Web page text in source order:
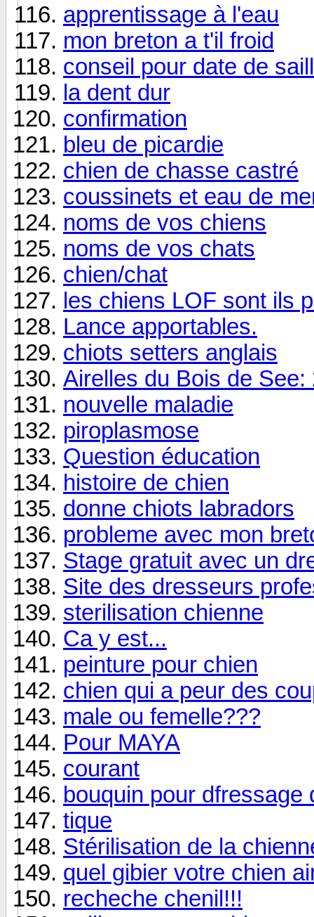
apprentissage à l'eau
mon breton a t'il froid
conseil pour date de
la dent dur
confirmation
bleu de picardie
chien de chasse castré
coussinets et eau de
noms de vos chiens
noms de vos chats
chien/chat
les chiens LOF sont ils
Lance apportables.
chiots setters anglais
Airelles du Bois de See:
nouvelle maladie
piroplasmose
Question éducation
histoire de chien
donne chiots labradors
probleme avec mon
Stage gratuit avec un
Site des dresseurs
sterilisation chienne
Ca y est...
peinture pour chien
chien qui a peur des
male ou femelle???
Pour MAYA
courant
bouquin pour dfressage
tique
Stérilisation de la
quel gibier votre chien
recheche chenil!!!